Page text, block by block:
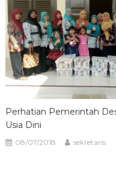
Perhatian Pemerintah
Usia Dini
08/07/2018 sekretaris